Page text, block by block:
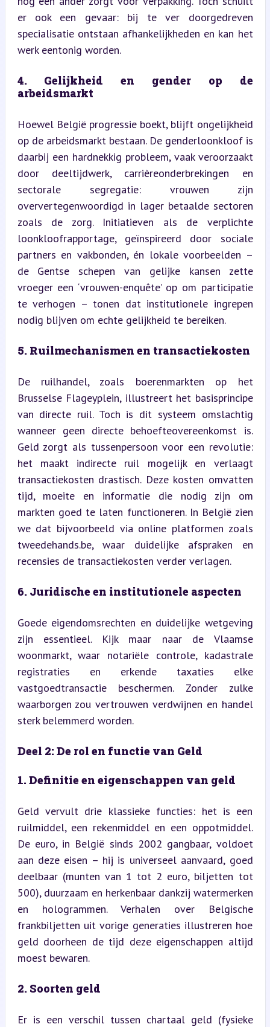
er ook een gevaar: bij te ver doorgedreven
specialisatie ontstaan afhankelijkheden en kan het
werk eentonig worden.
4. Gelijkheid en gender op de
arbeidsmarkt
Hoewel België progressie boekt, blijft ongelijkheid
op de arbeidsmarkt bestaan. De genderloonkloof is
daarbij een hardnekkig probleem, vaak veroorzaakt
door deeltijdwerk, carrièreonderbrekingen en
sectorale segregatie: vrouwen zijn
oververtegenwoordigd in lager betaalde sectoren
zoals de zorg. Initiatieven als de verplichte
loonkloofrapportage, geïnspireerd door sociale
partners en vakbonden, én lokale voorbeelden –
de Gentse schepen van gelijke kansen zette
vroeger een ‘vrouwen-enquête’ op om participatie
te verhogen – tonen dat institutionele ingrepen
nodig blijven om echte gelijkheid te bereiken.
5. Ruilmechanismen en transactiekosten
De ruilhandel, zoals boerenmarkten op het
Brusselse Flageyplein, illustreert het basisprincipe
van directe ruil. Toch is dit systeem omslachtig
wanneer geen directe behoefteovereenkomst is.
Geld zorgt als tussenpersoon voor een revolutie:
het maakt indirecte ruil mogelijk en verlaagt
transactiekosten drastisch. Deze kosten omvatten
tijd, moeite en informatie die nodig zijn om
markten goed te laten functioneren. In België zien
we dat bijvoorbeeld via online platformen zoals
tweedehands.be, waar duidelijke afspraken en
recensies de transactiekosten verder verlagen.
6. Juridische en institutionele aspecten
Goede eigendomsrechten en duidelijke wetgeving
zijn essentieel. Kijk maar naar de Vlaamse
woonmarkt, waar notariële controle, kadastrale
registraties en erkende taxaties elke
vastgoedtransactie beschermen. Zonder zulke
waarborgen zou vertrouwen verdwijnen en handel
sterk belemmerd worden.
Deel 2: De rol en functie van Geld
1. Definitie en eigenschappen van geld
Geld vervult drie klassieke functies: het is een
ruilmiddel, een rekenmiddel en een oppotmiddel.
De euro, in België sinds 2002 gangbaar, voldoet
aan deze eisen – hij is universeel aanvaard, goed
deelbaar (munten van 1 tot 2 euro, biljetten tot
500), duurzaam en herkenbaar dankzij watermerken
en hologrammen. Verhalen over Belgische
frankbiljetten uit vorige generaties illustreren hoe
geld doorheen de tijd deze eigenschappen altijd
moest bewaren.
2. Soorten geld
Er is een verschil tussen chartaal geld (fysieke